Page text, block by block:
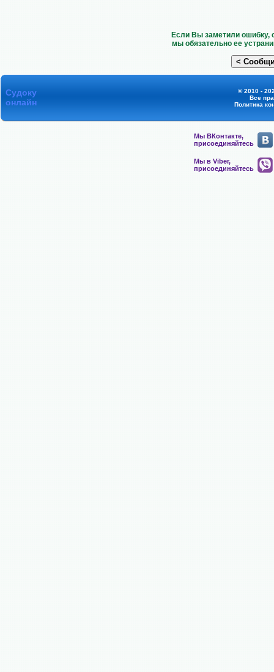
Если Вы заметили ошибку,
мы обязательно ее
Судоку
онлайн
© 2010 -
Все
Политика
Мы ВКонтакте,
присоединяйтесь
Мы в Viber,
присоединяйтесь